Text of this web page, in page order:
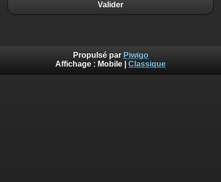
Valider
Propulsé par Piwigo
Affichage : Mobile Classique